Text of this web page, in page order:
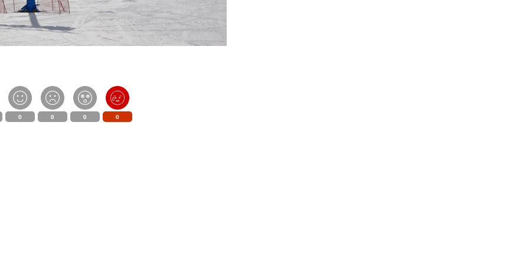
0 0 0 0